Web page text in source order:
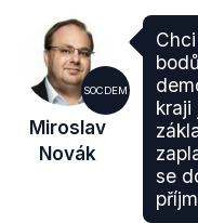
SOCDEM
Miroslav
Novák
kraji
se